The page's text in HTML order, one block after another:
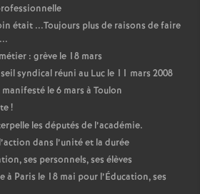
était ...Toujours plus de raisons de faire
: grève le 18 mars
syndical réuni au Luc le 11 mars 2008
le 6 mars à Toulon
!
les députés de l’académie.
dans l’unité et la durée
ses personnels, ses élèves
Paris le 18 mai pour l’Éducation, ses